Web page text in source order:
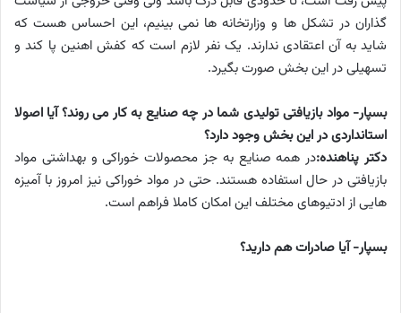
گذاران در تشکل ها و وزارتخانه ها نمی بینیم، این احساس هست که
شاید به آن اعتقادی ندارند. یک نفر لازم است که کفش اهنین پا کند و
تسهیلی در این بخش صورت بگیرد.
بسپار- مواد بازیافتی تولیدی شما در چه صنایع به کار می روند؟ آیا اصولا
استانداردی در این بخش وجود دارد؟
دکتر پناهنده:در همه صنایع به جز محصولات خوراکی و بهداشتی مواد
بازیافتی در حال استفاده هستند. حتی در مواد خوراکی نیز امروز با آمیزه
هایی از ادتیوهای مختلف این امکان کاملا فراهم است.
بسپار- آیا صادرات هم دارید؟